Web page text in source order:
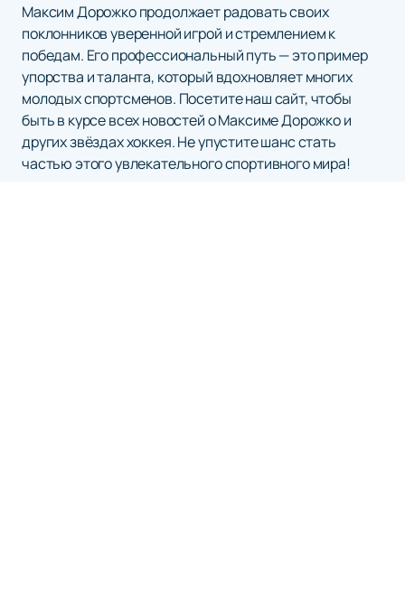
Максим Дорожко продолжает радовать своих
поклонников уверенной игрой и стремлением к
победам. Его профессиональный путь — это пример
упорства и таланта, который вдохновляет многих
молодых спортсменов. Посетите наш сайт, чтобы
быть в курсе всех новостей о Максиме Дорожко и
других звёздах хоккея. Не упустите шанс стать
частью этого увлекательного спортивного мира!